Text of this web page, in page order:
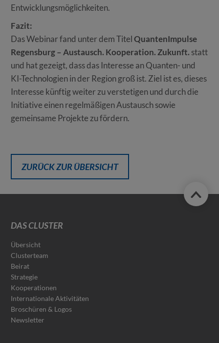
Entwicklungsmöglichkeiten.
Fazit:
Das Webinar fand unter dem TitelQuantenImpulse
Regensburg – Austausch. Kooperation. Zukunft. statt
und hat gezeigt, dass das Interesse an Quanten- und
KI-Technologien in der Region groß ist. Ziel ist es, dieses
Interesse künftig weiter zu verstetigen und durch die
Initiative einen regelmäßigen Austausch sowie
gemeinsame Projekte zu fördern.
ZURÜCK ZUR ÜBERSICHT
DAS CLUSTER
Übersicht
Clusterteam
Beirat
Strategie
Kooperationen
Internationale Aktivitäten
Broschüren & Logos
Newsletter